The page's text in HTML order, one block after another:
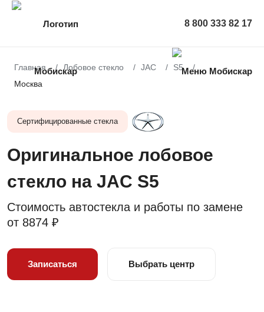
8 800 333 82 17
Главная Лобовое стекло JAC
S5
Москва
Сертифицированные стекла
Оригинальное лобовое
стекло на JAC S5
Стоимость автостекла и работы по замене
от 8874 ₽
Записаться Выбрать центр